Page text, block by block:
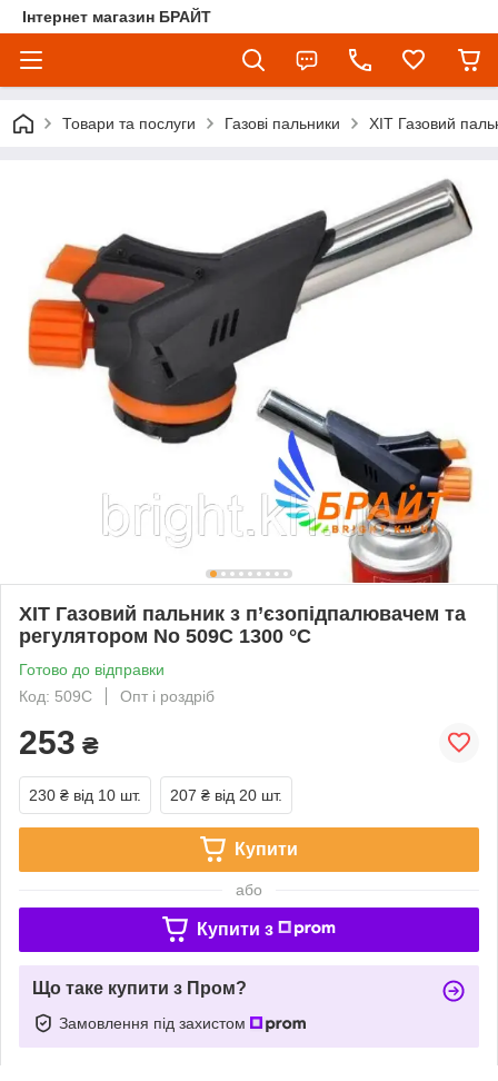
Інтернет магазин БРАЙТ
Товари та послуги Газові пальники ХІТ Газовий
ХІТ Газовий пальник з п’єзопідпалювачем та
регулятором No 509C 1300 °С
Готово до відправки
Код: 509С
Опт і роздріб
253 ₴
230 ₴ від 10 шт. 207 ₴ від 20 шт.
Купити
або
Купити з
Що таке купити з Пром?
Замовлення під захистом